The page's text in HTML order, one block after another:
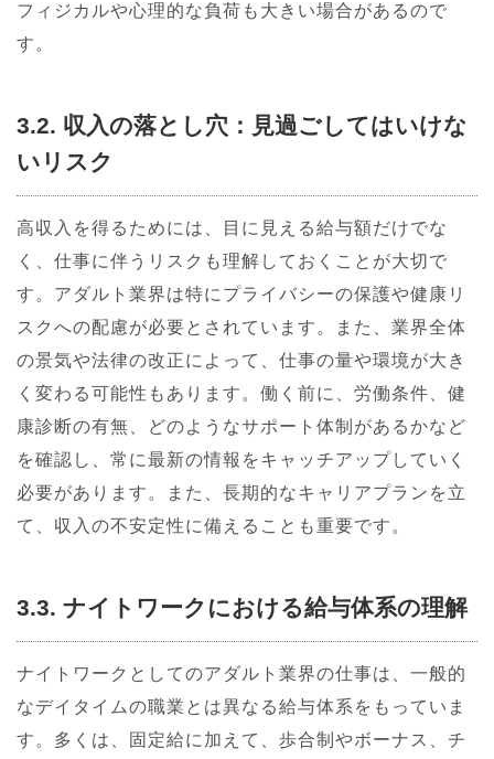
フィジカルや心理的な負荷も大きい場合があるので
す。
3.2. 収入の落とし穴：見過ごしてはいけな
いリスク
高収入を得るためには、目に見える給与額だけでな
く、仕事に伴うリスクも理解しておくことが大切で
す。アダルト業界は特にプライバシーの保護や健康リ
スクへの配慮が必要とされています。また、業界全体
の景気や法律の改正によって、仕事の量や環境が大き
く変わる可能性もあります。働く前に、労働条件、健
康診断の有無、どのようなサポート体制があるかなど
を確認し、常に最新の情報をキャッチアップしていく
必要があります。また、長期的なキャリアプランを立
て、収入の不安定性に備えることも重要です。
3.3. ナイトワークにおける給与体系の理解
ナイトワークとしてのアダルト業界の仕事は、一般的
なデイタイムの職業とは異なる給与体系をもっていま
す。多くは、固定給に加えて、歩合制やボーナス、チ